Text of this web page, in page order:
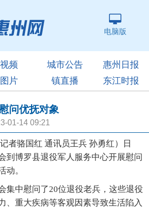
电脑版
视频 城市公告
惠州日报
图片 镇直播 东江时报
问优抚对象
14 09:21
骆国红 通讯员王兵 孙勇红）日
到博罗县退役军人服务中心开展慰问
动。
中慰问了20位退役老兵，这些退役
、重大疾病等客观因素导致生活陷入